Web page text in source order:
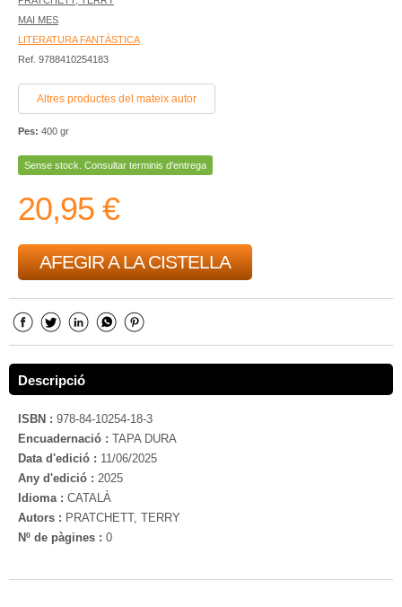
MAI MES
LITERATURA FANTÀSTICA
Ref. 9788410254183
Altres productes del mateix autor
Pes: 400 gr
Sense stock. Consultar terminis d'entrega
20,95 €
AFEGIR A LA CISTELLA
Descripció
ISBN : 978-84-10254-18-3
Encuadernació : TAPA DURA
Data d'edició : 11/06/2025
Any d'edició : 2025
Idioma : CATALÀ
Autors : PRATCHETT, TERRY
Nº de pàgines : 0